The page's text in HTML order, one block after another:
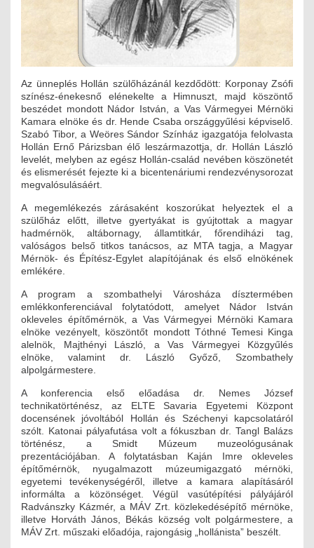
MŰKÖDÉSI DOKUMENTUMOK
KÖZÉRDEKŰ ADATOK
NYOMTATVÁNYOK
SZAKCSOPORTOK
ELEKTROTECHNIKAI
ÉPÜLETGÉPÉSZETI
GEODÉZIAI ÉS GEOINFORMATIKAI
KÖRNYEZETVÉDELMI
KÖZLEKEDÉSI
VÍZÉPÍTÉSI ÉS VÍZGAZDÁLKODÁSI
HÍRKÖZLÉSI ÉS INFORMATIKAI
HÍREK
KÉPZÉSEK
TOVÁBBKÉPZÉSI KÖTELEZETTSÉGEK
JOGI KÖTELEZETTSÉGEK
SZAKMAI KÖTELEZETTSÉGEK
MÉRNÖKI VÁLLALKOZÁSOK
Az ünneplés Hollán szülőházánál kezdődött: Korponay Zsófi
színész-énekesnő elénekelte a Himnuszt, majd köszöntő
beszédet mondott Nádor István, a Vas Vármegyei Mérnöki
Kamara elnöke és dr. Hende Csaba országgyűlési képviselő.
Szabó Tibor, a Weöres Sándor Színház igazgatója felolvasta
Hollán Ernő Párizsban élő leszármazottja, dr. Hollán László
levelét, melyben az egész Hollán-család nevében köszönetét
és elismerését fejezte ki a bicentenáriumi rendezvénysorozat
megvalósulásáért.
A megemlékezés zárásaként koszorúkat helyeztek el a
szülőház előtt, illetve gyertyákat is gyújtottak a magyar
hadmérnök, altábornagy, államtitkár, főrendiházi tag,
valóságos belső titkos tanácsos, az MTA tagja, a Magyar
Mérnök- és Építész-Egylet alapítójának és első elnökének
emlékére.
A program a szombathelyi Városháza dísztermében
emlékkonferenciával folytatódott, amelyet Nádor István
okleveles építőmérnök, a Vas Vármegyei Mérnöki Kamara
elnöke vezényelt, köszöntőt mondott Tóthné Temesi Kinga
alelnök, Majthényi László, a Vas Vármegyei Közgyűlés
elnöke, valamint dr. László Győző, Szombathely
alpolgármestere.
A konferencia első előadása dr. Nemes József
technikatörténész, az ELTE Savaria Egyetemi Központ
docensének jóvoltából Hollán és Széchenyi kapcsolatáról
szólt. Katonai pályafutása volt a fókuszban dr. Tangl Balázs
történész, a Smidt Múzeum muzeológusának
prezentációjában. A folytatásban Kaján Imre okleveles
építőmérnök, nyugalmazott múzeumigazgató mérnöki,
egyetemi tevékenységéről, illetve a kamara alapításáról
informálta a közönséget. Végül vasútépítési pályájáról
Radvánszky Kázmér, a MÁV Zrt. közlekedésépítő mérnöke,
illetve Horváth János, Békás község volt polgármestere, a
MÁV Zrt. műszaki előadója, rajongásig „hollánista” beszélt.